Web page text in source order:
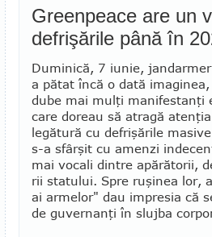
Greenpeace are un
defrişările până în
Duminică, 7 iunie,
a pătat încă o dată
dube mai mulţi manifestanţi
care doreau să atragă
legătură cu defrişările
s-a sfârşit cu amenzi
mai vocali din­tre apărătorii,
rii statului. Spre ruşinea lor,
ai armelor" dau impresia că
de guvernanţi în slujba